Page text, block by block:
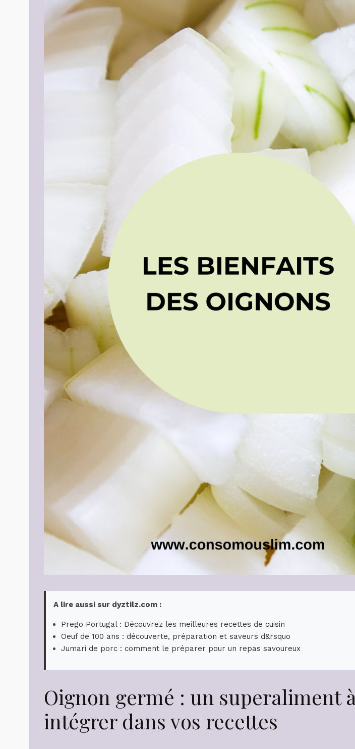
A lire aussi sur dyztilz.com :
Prego Portugal : Découvrez les meilleures recettes de cuisin
Oeuf de 100 ans : découverte, préparation et saveurs d&rsquo
Jumari de porc : comment le préparer pour un repas savoureux
Oignon germé : un superaliment à
intégrer dans vos recettes